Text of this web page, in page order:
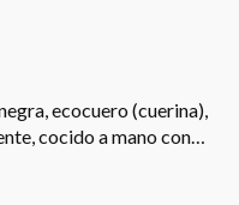
ecocuero (cuerina),
cocido a mano con…